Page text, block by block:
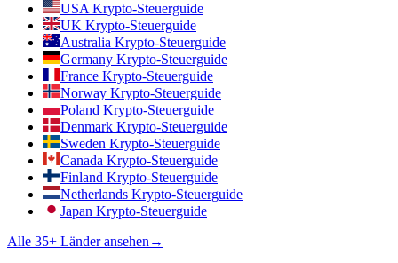
USA Krypto-Steuerguide
UK Krypto-Steuerguide
Australia Krypto-Steuerguide
Germany Krypto-Steuerguide
France Krypto-Steuerguide
Norway Krypto-Steuerguide
Poland Krypto-Steuerguide
Denmark Krypto-Steuerguide
Sweden Krypto-Steuerguide
Canada Krypto-Steuerguide
Finland Krypto-Steuerguide
Netherlands Krypto-Steuerguide
Japan Krypto-Steuerguide
Alle 35+ Länder ansehen →